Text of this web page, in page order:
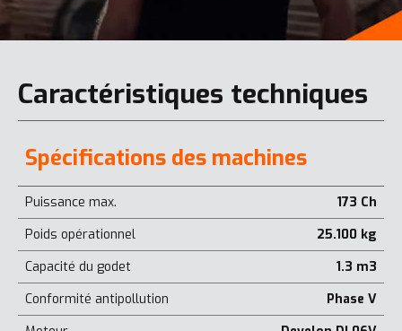
Caractéristiques techniques
Spécifications des machines
Puissance max.
173 Ch
Poids opérationnel
25.100 kg
Capacité du godet
1.3 m3
Conformité antipollution
Phase V